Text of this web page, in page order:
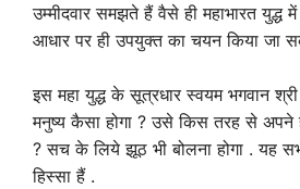
उम्मीदवार समझते हैं वैसे ही महाभारत
आधार पर ही उपयुक्त का चयन किया जा
इस महा युद्ध के सूत्रधार स्वयम भगवान
मनुष्य कैसा होगा ? उसे किस तरह से अपने
? सच के लिये झूठ भी बोलना होगा . यह
हिस्सा हैं .